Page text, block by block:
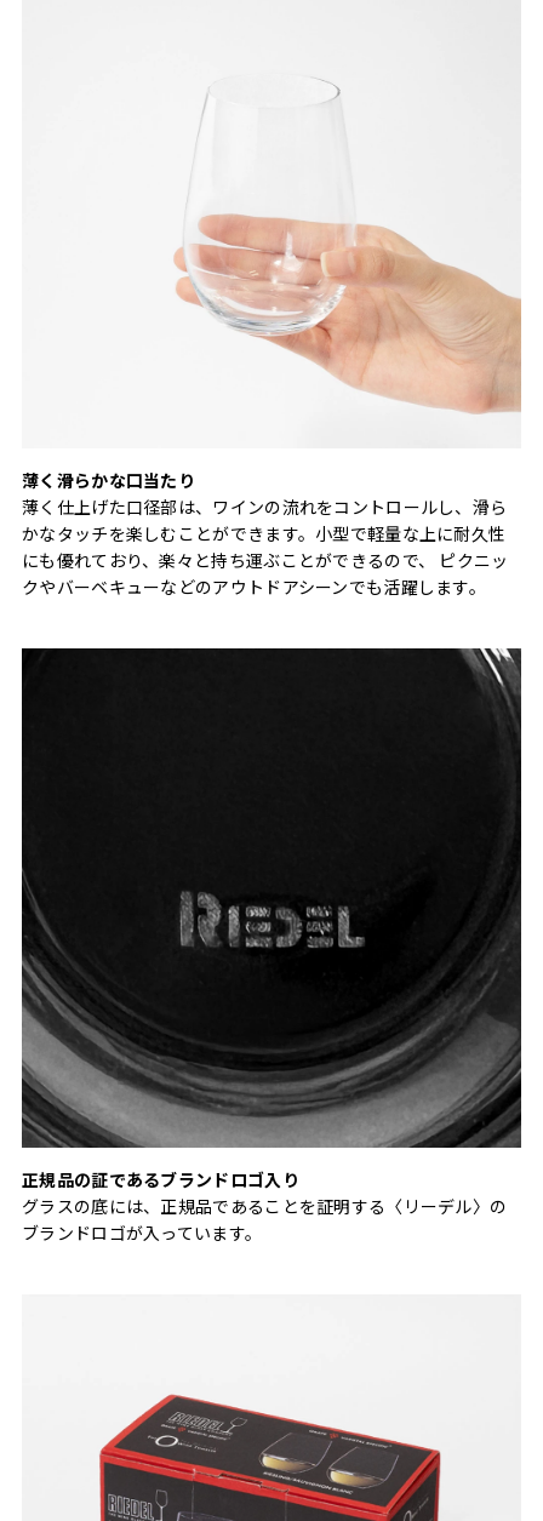
薄く滑らかな口当たり
薄く仕上げた口径部は、ワインの流れをコントロールし、滑ら
かなタッチを楽しむことができます。小型で軽量な上に耐久性
にも優れており、楽々と持ち運ぶことができるので、 ピクニッ
クやバーベキューなどのアウトドアシーンでも活躍します。
正規品の証であるブランドロゴ入り
グラスの底には、正規品であることを証明する〈リーデル〉の
ブランドロゴが入っています。